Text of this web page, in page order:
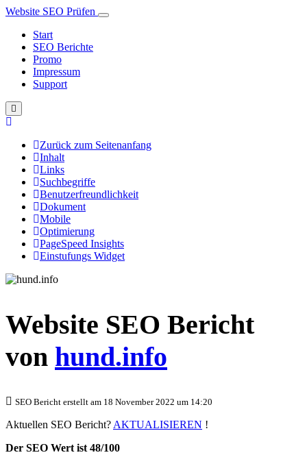
Website SEO Prüfen
Start
SEO Berichte
Promo
Impressum
Support
Zurück zum Seitenanfang
Inhalt
Links
Suchbegriffe
Benutzerfreundlichkeit
Dokument
Mobile
Optimierung
PageSpeed Insights
Einstufungs Widget
Website SEO Bericht
von hund.info
SEO Bericht erstellt am 18 November 2022 um 14:20
Aktuellen SEO Bericht? AKTUALISIEREN !
Der SEO Wert ist 48/100